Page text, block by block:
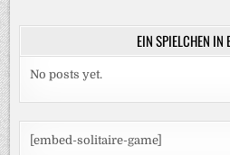
EIN SPIELCHEN IN
No posts yet.
[embed-solitaire-game]